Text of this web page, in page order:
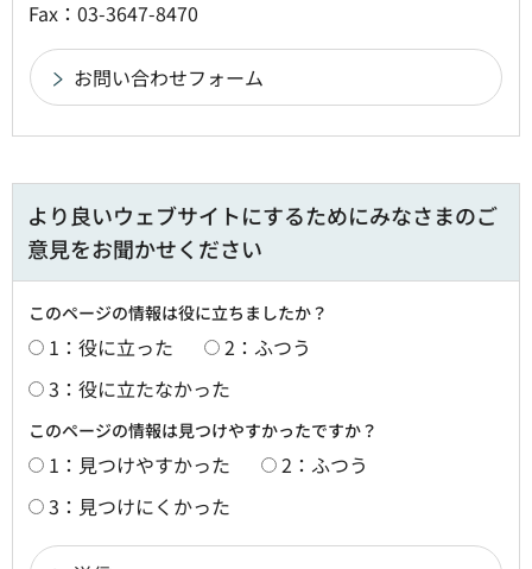
Fax：03-3647-8470
より良いウェブサイトにするためにみなさまのご
意見をお聞かせください
このページの情報は役に立ちましたか？
1：役に立った
2：ふつう
3：役に立たなかった
このページの情報は見つけやすかったですか？
1：見つけやすかった
2：ふつう
3：見つけにくかった